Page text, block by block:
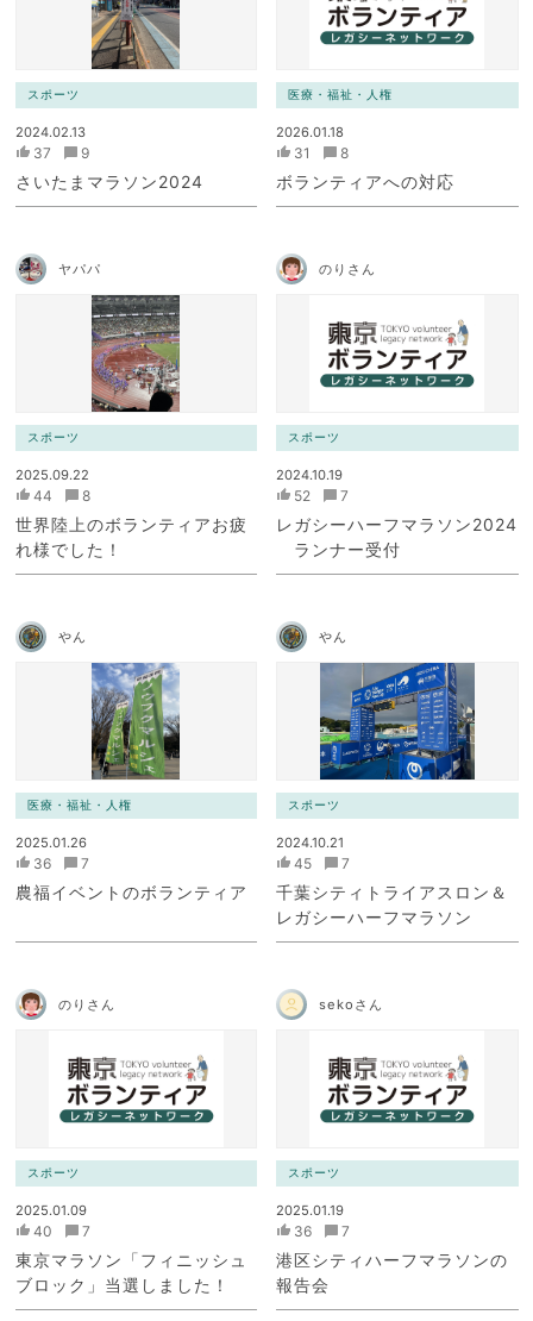
スポーツ
2024.02.13
37 9
さいたまマラソン2024
医療・福祉・人権
2026.01.18
31 8
ボランティアへの対応
ヤパパ
スポーツ
2025.09.22
44 8
世界陸上のボランティアお疲
れ様でした！
のりさん
スポーツ
2024.10.19
52 7
レガシーハーフマラソン2024
ランナー受付
やん
医療・福祉・人権
2025.01.26
36 7
農福イベントのボランティア
やん
スポーツ
2024.10.21
45 7
千葉シティトライアスロン＆
レガシーハーフマラソン
のりさん
スポーツ
2025.01.09
40 7
東京マラソン「フィニッシュ
ブロック」当選しました！
sekoさん
スポーツ
2025.01.19
36 7
港区シティハーフマラソンの
報告会